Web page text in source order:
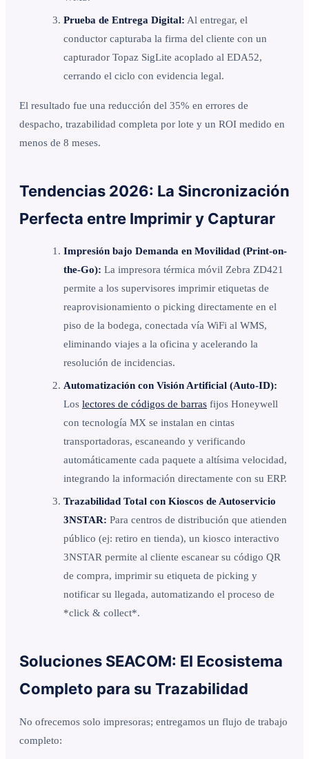
Prueba de Entrega Digital: Al entregar, el
conductor capturaba la firma del cliente con un
capturador Topaz SigLite acoplado al EDA52,
cerrando el ciclo con evidencia legal.
El resultado fue una reducción del 35% en errores de
despacho, trazabilidad completa por lote y un ROI medido en
menos de 8 meses.
Tendencias 2026: La Sincronización
Perfecta entre Imprimir y Capturar
Impresión bajo Demanda en Movilidad (Print-on-
the-Go): La impresora térmica móvil Zebra ZD421
permite a los supervisores imprimir etiquetas de
reaprovisionamiento o picking directamente en el
piso de la bodega, conectada vía WiFi al WMS,
eliminando viajes a la oficina y acelerando la
resolución de incidencias.
Automatización con Visión Artificial (Auto-ID):
Los lectores de códigos de barras fijos Honeywell
con tecnología MX se instalan en cintas
transportadoras, escaneando y verificando
automáticamente cada paquete a altísima velocidad,
integrando la información directamente con su ERP.
Trazabilidad Total con Kioscos de Autoservicio
3NSTAR: Para centros de distribución que atienden
público (ej: retiro en tienda), un kiosco interactivo
3NSTAR permite al cliente escanear su código QR
de compra, imprimir su etiqueta de picking y
notificar su llegada, automatizando el proceso de
*click & collect*.
Soluciones SEACOM: El Ecosistema
Completo para su Trazabilidad
No ofrecemos solo impresoras; entregamos un flujo de trabajo
completo: